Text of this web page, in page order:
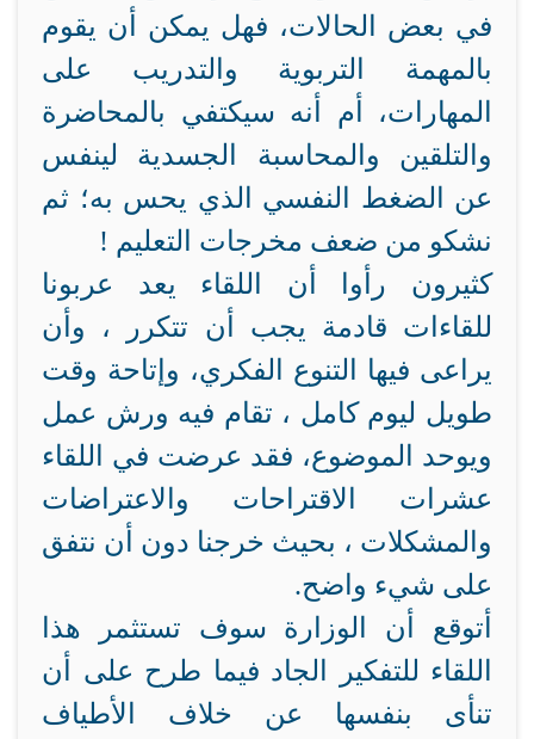
في بعض الحالات، فهل يمكن أن يقوم
بالمهمة التربوية والتدريب على
المهارات، أم أنه سيكتفي بالمحاضرة
والتلقين والمحاسبة الجسدية لينفس
عن الضغط النفسي الذي يحس به؛ ثم
نشكو من ضعف مخرجات التعليم !
كثيرون رأوا أن اللقاء يعد عربونا
للقاءات قادمة يجب أن تتكرر ، وأن
يراعى فيها التنوع الفكري، وإتاحة وقت
طويل ليوم كامل ، تقام فيه ورش عمل
ويوحد الموضوع، فقد عرضت في اللقاء
عشرات الاقتراحات والاعتراضات
والمشكلات ، بحيث خرجنا دون أن نتفق
على شيء واضح.
أتوقع أن الوزارة سوف تستثمر هذا
اللقاء للتفكير الجاد فيما طرح على أن
تنأى بنفسها عن خلاف الأطياف